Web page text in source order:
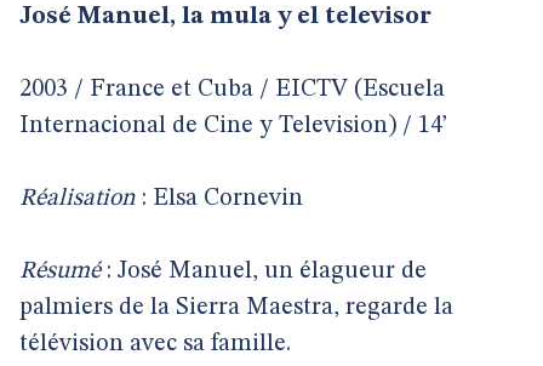
José Manuel, la mula y el televisor
2003 / France et Cuba / EICTV (Escuela
Internacional de Cine y Television) / 14’
Réalisation : Elsa Cornevin
Résumé: José Manuel, un élagueur de
palmiers de la Sierra Maestra, regarde la
télévision avec sa famille.